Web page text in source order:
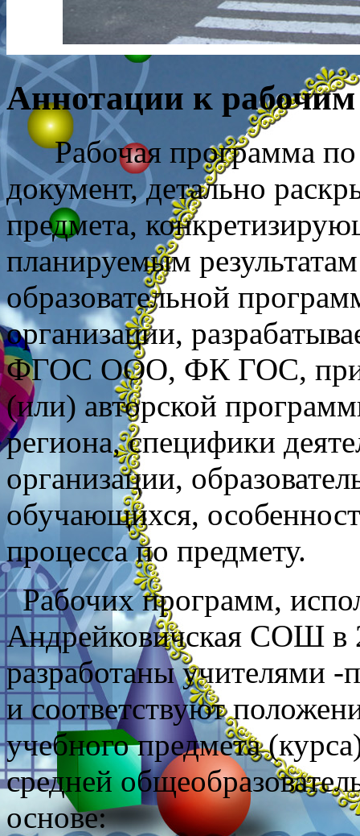
Аннотации к
Рабочая программа по
документ, детально
предмета,
планируемым
образовательной
организации,
ФГОС ООО, ФК ГОС,
(или) авторской
региона, специфики
организации,
обучающихся,
процесса по предмету.
Рабочих программ,
Андрейковичская СОШ в
разработаны учителями -
и соответствуют
учебного предмета
средней
основе: